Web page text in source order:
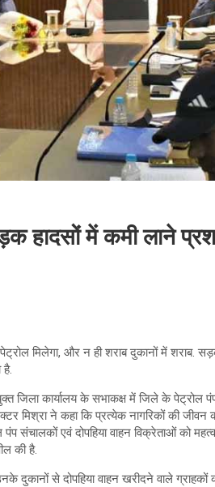
हादसों में कमी लाने
मिलेगा, और न ही शराब दुकानों में शराब.
है.
कार्यालय के सभाकक्ष में जिले के पेट्रोल पंप
ने कहा कि प्रत्येक नागरिकों की जीवन
संचालकों एवं दोपहिया वाहन विक्रेताओं को
की है.
से दोपहिया वाहन खरीदने वाले ग्राहकों